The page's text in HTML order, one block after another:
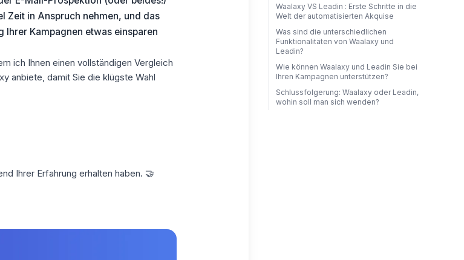
Zeit in Anspruch nehmen, und das
Kampagnen etwas einsparen
ich Ihnen einen vollständigen Vergleich
anbiete, damit Sie die klügste Wahl
Ihrer Erfahrung erhalten haben. 🤝
Waalaxy VS Leadin : Erste Schritte in die
Welt der automatisierten Akquise
Was sind die unterschiedlichen
Funktionalitäten von Waalaxy und
Leadin?
Wie können Waalaxy und Leadin Sie bei
Ihren Kampagnen unterstützen?
Schlussfolgerung: Waalaxy oder Leadin,
wohin soll man sich wenden?